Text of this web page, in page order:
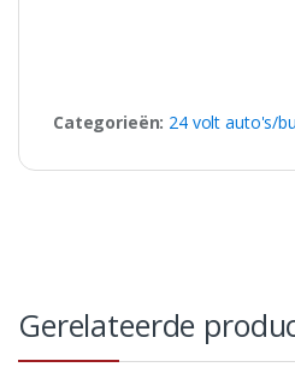
Categorieën: 24 volt auto's/
Gerelateerde